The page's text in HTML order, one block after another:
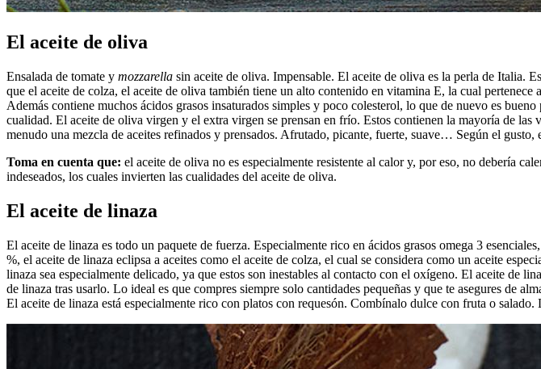
El aceite de oliva
Ensalada de tomate y mozzarella sin aceite de oliva. Impensable. El aceite de oliva es la perla de Italia.
que el aceite de colza, el aceite de oliva también tiene un alto contenido en vitamina E, la cual
Además contiene muchos ácidos grasos insaturados simples y poco colesterol, lo que de nuevo es
cualidad. El aceite de oliva virgen y el extra virgen se prensan en frío. Estos contienen la mayoría de
menudo una mezcla de aceites refinados y prensados. Afrutado, picante, fuerte, suave… Según el
Toma en cuenta que: el aceite de oliva no es especialmente resistente al calor y, por eso, no debería
indeseados, los cuales invierten las cualidades del aceite de oliva.
El aceite de linaza
El aceite de linaza es todo un paquete de fuerza. Especialmente rico en ácidos grasos omega 3
%, el aceite de linaza eclipsa a aceites como el aceite de colza, el cual se considera como un aceite
linaza sea especialmente delicado, ya que estos son inestables al contacto con el oxígeno. El aceite de
de linaza tras usarlo. Lo ideal es que compres siempre solo cantidades pequeñas y que te asegures de
El aceite de linaza está especialmente rico con platos con requesón. Combínalo dulce con fruta o